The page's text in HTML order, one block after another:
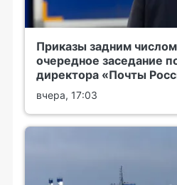
Приказы задним
очередное заседание
директора «Почты
вчера, 17:03